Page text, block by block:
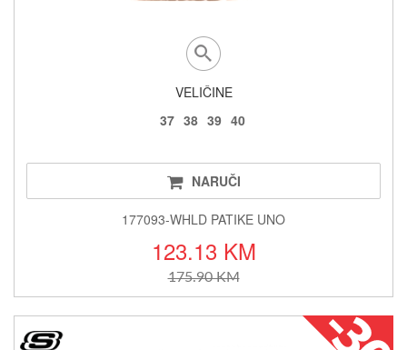
VELIČINE
37 38 39 40
NARUČI
177093-WHLD PATIKE UNO
123.13 KM
175.90 KM